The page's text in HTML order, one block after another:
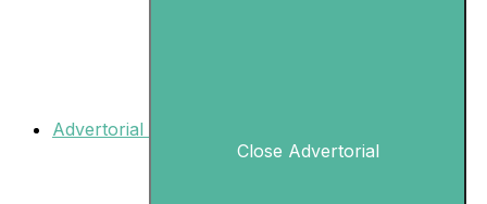
Advertorial
Close Advertorial